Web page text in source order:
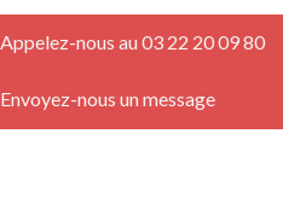
Appelez-nous au 03 22 20 09 80
Envoyez-nous un message